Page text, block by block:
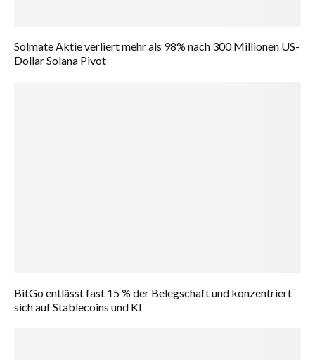
Solmate Aktie verliert mehr als 98% nach 300 Millionen US-
Dollar Solana Pivot
BitGo entlässt fast 15 % der Belegschaft und konzentriert
sich auf Stablecoins und KI